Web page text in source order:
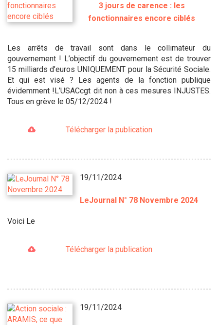
3 jours de carence : les
fonctionnaires encore ciblés
Les arrêts de travail sont dans le collimateur du
gouvernement ! L’objectif du gouvernement est de trouver
15 milliards d’euros UNIQUEMENT pour la Sécurité Sociale.
Et qui est visé ? Les agents de la fonction publique
évidemment !L’USACcgt dit non à ces mesures INJUSTES.
Tous en grève le 05/12/2024 !
Télécharger la publication
19/11/2024
LeJournal N° 78 Novembre 2024
Voici Le
Télécharger la publication
19/11/2024